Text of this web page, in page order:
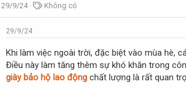
N
g
29/9/24
T
ừ
ó
a
Không có
29/9/24
Khi làm việc ngoài trời, đặc biệt vào mùa hè,
Điều này làm tăng thêm sự khó khăn trong
giày bảo hộ lao động chất lượng là rất quan